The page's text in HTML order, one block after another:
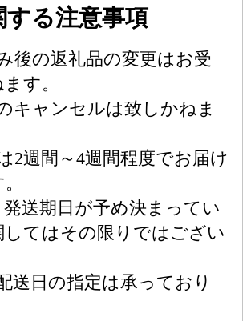
する注意事項
後の返礼品の変更はお受
す。
キャンセルは致しかねま
2週間～4週間程度でお届け
発送期日が予め決まってい
してはその限りではござい
送日の指定は承っており